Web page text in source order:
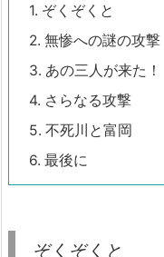
1. ぞくぞくと
2. 無惨への謎の攻撃
3. あの三人が来た！
4. さらなる攻撃
5. 不死川と富岡
6. 最後に
ぞくぞくと